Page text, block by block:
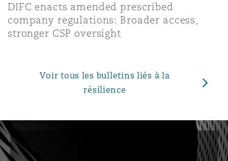
DIFC enacts amended prescribed
company regulations: Broader access,
stronger CSP oversight
Voir tous les bulletins liés à la
résilience